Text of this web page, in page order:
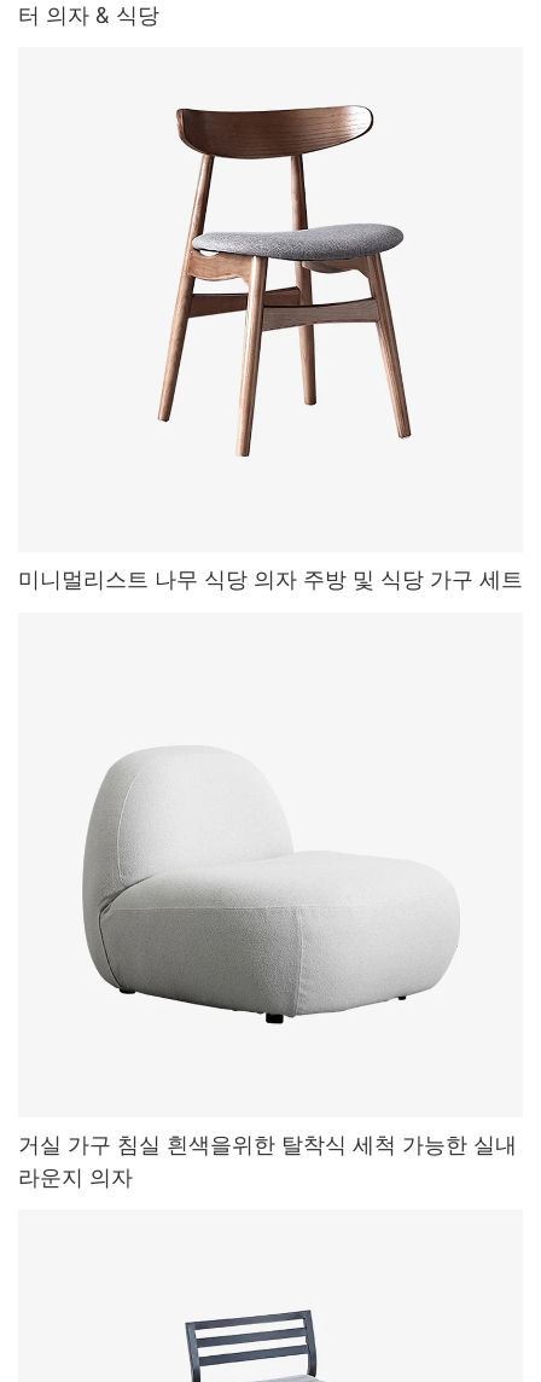
터 의자 & 식당
미니멀리스트 나무 식당 의자 주방 및 식당 가구 세트
거실 가구 침실 흰색을위한 탈착식 세척 가능한 실내
라운지 의자